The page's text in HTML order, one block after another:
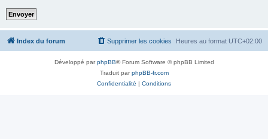
Index du forum Heures au format UTC+02:00
Supprimer les cookies
Développé parphpBB® Forum Software © phpBB Limited
Traduit parphpBB-fr.com
Confidentialité | Conditions